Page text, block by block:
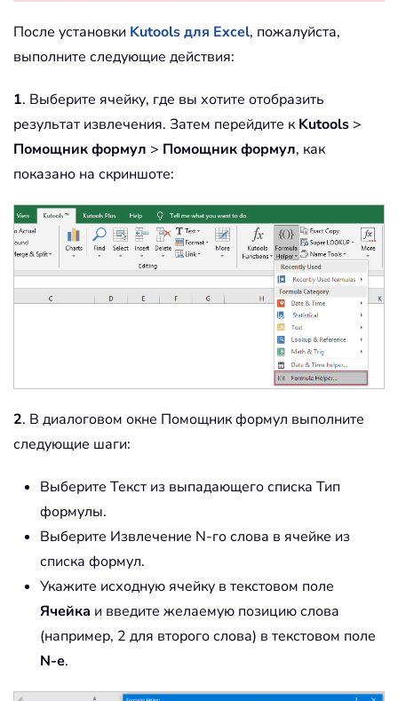
После установки Kutools для Excel, пожалуйста,
выполните следующие действия:
1. Выберите ячейку, где вы хотите отобразить
результат извлечения. Затем перейдите кKutools >
Помощник формул > Помощник формул, как
показано на скриншоте:
2. В диалоговом окне Помощник формул выполните
следующие шаги:
Выберите Текст из выпадающего списка Тип
формулы.
Выберите Извлечение N-го слова в ячейке из
списка формул.
Укажите исходную ячейку в текстовом поле
Ячейка и введите желаемую позицию слова
(например, 2 для второго слова) в текстовом поле
N-е.